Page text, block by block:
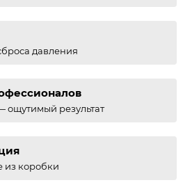
давления
ощутимый результат
из коробки